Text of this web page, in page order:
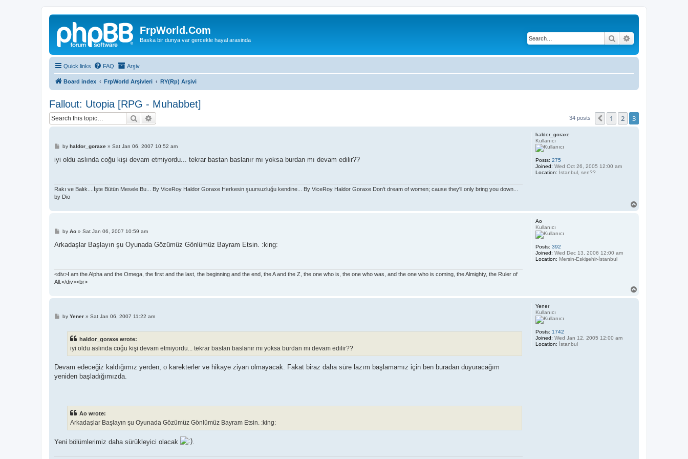
FrpWorld.Com
Baska bir dunya var gercekle hayal arasinda Search
Quick links FAQ Arşiv
Board index FrpWorld Arşivleri RY(Rp) Arşivi
Fallout: Utopia [RPG - Muhabbet]
Search 34 posts Previous
1 2 3
haldor_goraxe
Kullanıcı
Posts: 275
Joined: Wed Oct 26, 2005 12:00 am
Location: İstanbul, sen??
P
s
by haldor_goraxe» Sat Jan 06, 2007 10:52 am
iyi oldu aslında coğu kişi devam etmiyordu... tekrar bastan baslanır mı yoksa burdan mı devam edilir??
Rakı ve Balık....İşte Bütün Mesele Bu... By ViceRoy Haldor Goraxe Herkesin şuursuzluğu kendine... By ViceRoy Haldor Goraxe Don't dream of women; cause they'll only bring you down...
by Dio
Ao
Kullanıcı
Posts: 392
Joined: Wed Dec 13, 2006 12:00 am
Location: Mersin-Eskişehir-İstanbul
P
s
by Ao» Sat Jan 06, 2007 10:59 am
Arkadaşlar Başlayın şu Oyunada Gözümüz Gönlümüz Bayram Etsin. :king:
<div>I am the Alpha and the Omega, the first and the last, the beginning and the end, the A and the Z, the one who is, the one who was, and the one who is coming, the Almighty, the Ruler of
All.</div><br>
Yener
Kullanıcı
Posts: 1742
Joined: Wed Jan 12, 2005 12:00 am
Location: İstanbul
Pby Yener» Sat Jan 06, 2007 11:22 am
haldor_goraxe wrote:
iyi oldu aslında coğu kişi devam etmiyordu... tekrar bastan baslanır mı yoksa burdan mı devam edilir??
Devam edeceğiz kaldığımız yerden, o karekterler ve hikaye ziyan olmayacak. Fakat biraz daha süre lazım başlamamız için ben buradan duyuracağım
yeniden başladığımızda.
Ao wrote:
Arkadaşlar Başlayın şu Oyunada Gözümüz Gönlümüz Bayram Etsin. :king:
Yeni bölümlerimiz daha sürükleyici olacak .